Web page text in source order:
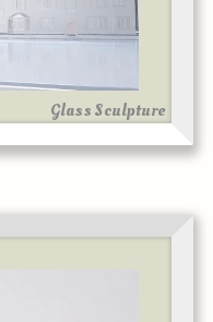
Glass Sculpture